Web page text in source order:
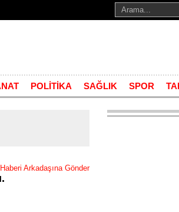
POLİTİKA SAĞLIK SPOR
Haberi Arkadaşına Gönder